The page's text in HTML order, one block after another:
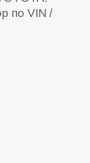
по VIN /